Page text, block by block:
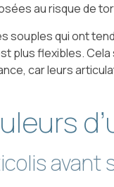
au risque de
souples qui ont
plus flexibles.
car leurs
avant